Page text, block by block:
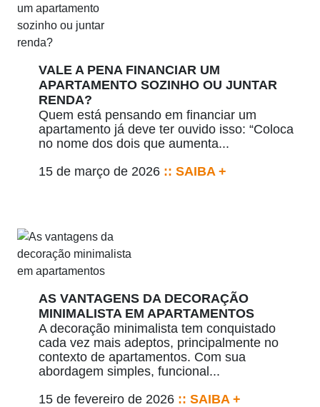
VALE A PENA FINANCIAR UM
APARTAMENTO SOZINHO OU JUNTAR
RENDA?
Quem está pensando em financiar um
apartamento já deve ter ouvido isso: “Coloca
no nome dos dois que aumenta...
15 de março de 2026 :: SAIBA +
AS VANTAGENS DA DECORAÇÃO
MINIMALISTA EM APARTAMENTOS
A decoração minimalista tem conquistado
cada vez mais adeptos, principalmente no
contexto de apartamentos. Com sua
abordagem simples, funcional...
15 de fevereiro de 2026 :: SAIBA +